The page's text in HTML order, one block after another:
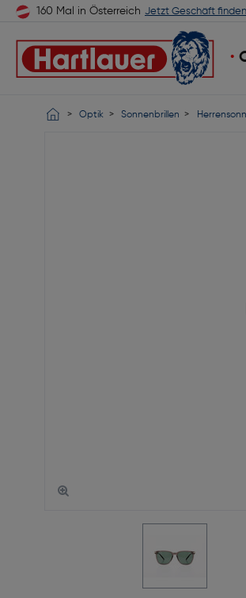
160 Mal in Österreich Jetzt Geschäft finden
Optik Sonnenbrillen